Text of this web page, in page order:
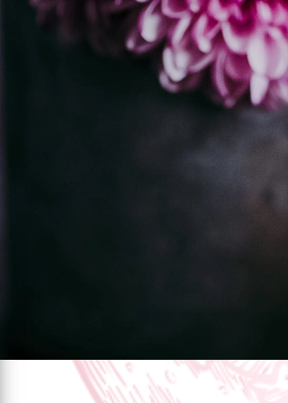
Panneau de gestion des cookies